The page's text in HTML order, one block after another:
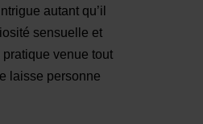
autant qu’il
sensuelle et
venue tout
laisse personne